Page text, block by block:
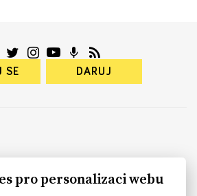
SE DARUJ
pro personalizaci webu